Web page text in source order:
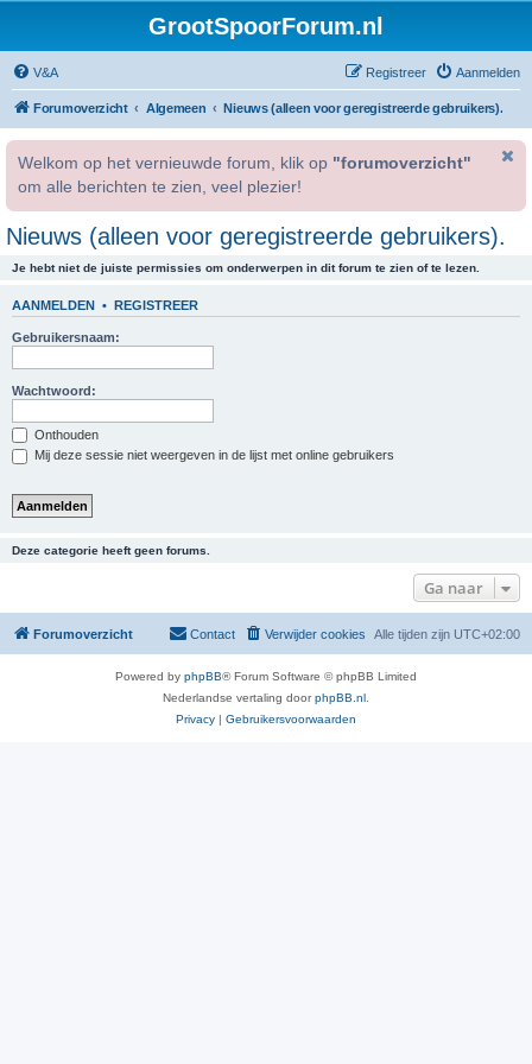
GrootSpoorForum.nl
V&A Aanmelden
Registreer
Forumoverzicht Algemeen Nieuws (alleen voor geregistreerde gebruikers).
Welkom op het vernieuwde forum, klik op "forumoverzicht"
om alle berichten te zien, veel plezier!
Nieuws (alleen voor geregistreerde gebruikers).
Je hebt niet de juiste permissies om onderwerpen in dit forum te zien of te lezen.
AANMELDEN • REGISTREER
Gebruikersnaam:
Wachtwoord:
Onthouden
Mij deze sessie niet weergeven in de lijst met online gebruikers
Deze categorie heeft geen forums.
Ga naar
Forumoverzicht Alle tijden zijn UTC+02:00
Verwijder cookies
Contact
Powered by phpBB® Forum Software © phpBB Limited
Nederlandse vertaling doorphpBB.nl
Privacy | Gebruikersvoorwaarden